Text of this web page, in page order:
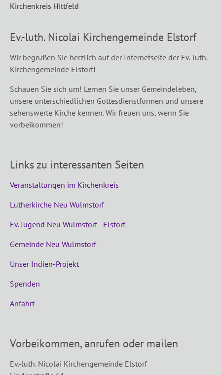
Kirchenkreis Hittfeld
Ev.-luth. Nicolai Kirchengemeinde Elstorf
Wir begrüßen Sie herzlich auf der Internetseite der Ev.-luth.
Kirchengemeinde Elstorf!
Schauen Sie sich um! Lernen Sie unser Gemeindeleben,
unsere unterschiedlichen Gottesdienstformen und unsere
sehenswerte Kirche kennen. Wir freuen uns, wenn Sie
vorbeikommen!
Links zu interessanten Seiten
Veranstaltungen im Kirchenkreis
Lutherkirche Neu Wulmstorf
Ev. Jugend Neu Wulmstorf - Elstorf
Gemeinde Neu Wulmstorf
Unser Indien-Projekt
Spenden
Anfahrt
Vorbeikommen, anrufen oder mailen
Ev.-luth. Nicolai Kirchengemeinde Elstorf